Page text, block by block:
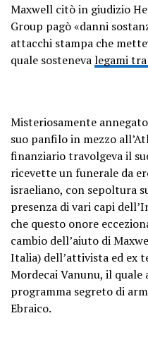
Maxwell citò in giudizio
Group pagò «danni
attacchi stampa che
quale sostenevalegami
Misteriosamente
suo panfilo in mezzo
finanziario travolgeva il
ricevette un funerale da
israeliano, con sepoltura
presenza di vari capi
che questo onore
cambio dell’aiuto di
Italia) dell’attivista ed ex
Mordecai Vanunu, il
programma segreto di
Ebraico.